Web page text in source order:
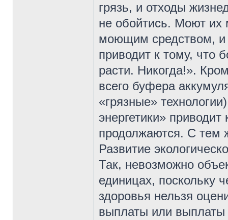
грязь, и отходы
не обойтись. Моют
моющим средством, и
приводит к тому, что
расти. Никогда!».
всего буфера
«грязные»
энергетики»
продолжаются. С тем
Развитие
Так, невозможно
единицах, поскольку
здоровья нельзя
выплаты или выплаты